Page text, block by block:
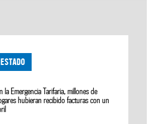
ESTADO
la Emergencia Tarifaria, millones de
hubieran recibido facturas con un